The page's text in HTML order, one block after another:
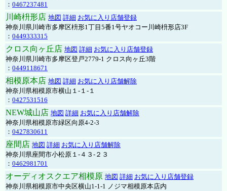
： 0467237481
川崎枡形店 地図 詳細 お気に入り店舗登録
神奈川県川崎市多摩区枡形1丁目5番1号ヤオコー川崎枡形店3F
： 0449333315
クロス向ヶ丘店 地図 詳細 お気に入り店舗登録
神奈川県川崎市多摩区登戸2779-1 クロス向ヶ丘3階
： 0449118671
相模原本店 地図 詳細 お気に入り店舗解除
神奈川県相模原市横山１-１-１
： 0427531516
NEW城山店 地図 詳細 お気に入り店舗解除
神奈川県相模原市緑区向原4-2-3
： 0427830611
座間店 地図 詳細 お気に入り店舗解除
神奈川県座間市小松原１-４３-２３
： 0462981701
オーディオスクエア相模原 地図 詳細 お気に入り店舗登録
神奈川県相模原市中央区横山1-1-1 ノジマ相模原本店内